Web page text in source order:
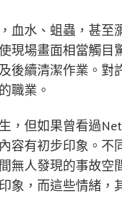
血水、蛆蟲，甚
現場畫面相當觸目
後續清潔作業。對
職業。
，但如果曾看過
容有初步印象。
無人發現的事故
象，而這些情緒